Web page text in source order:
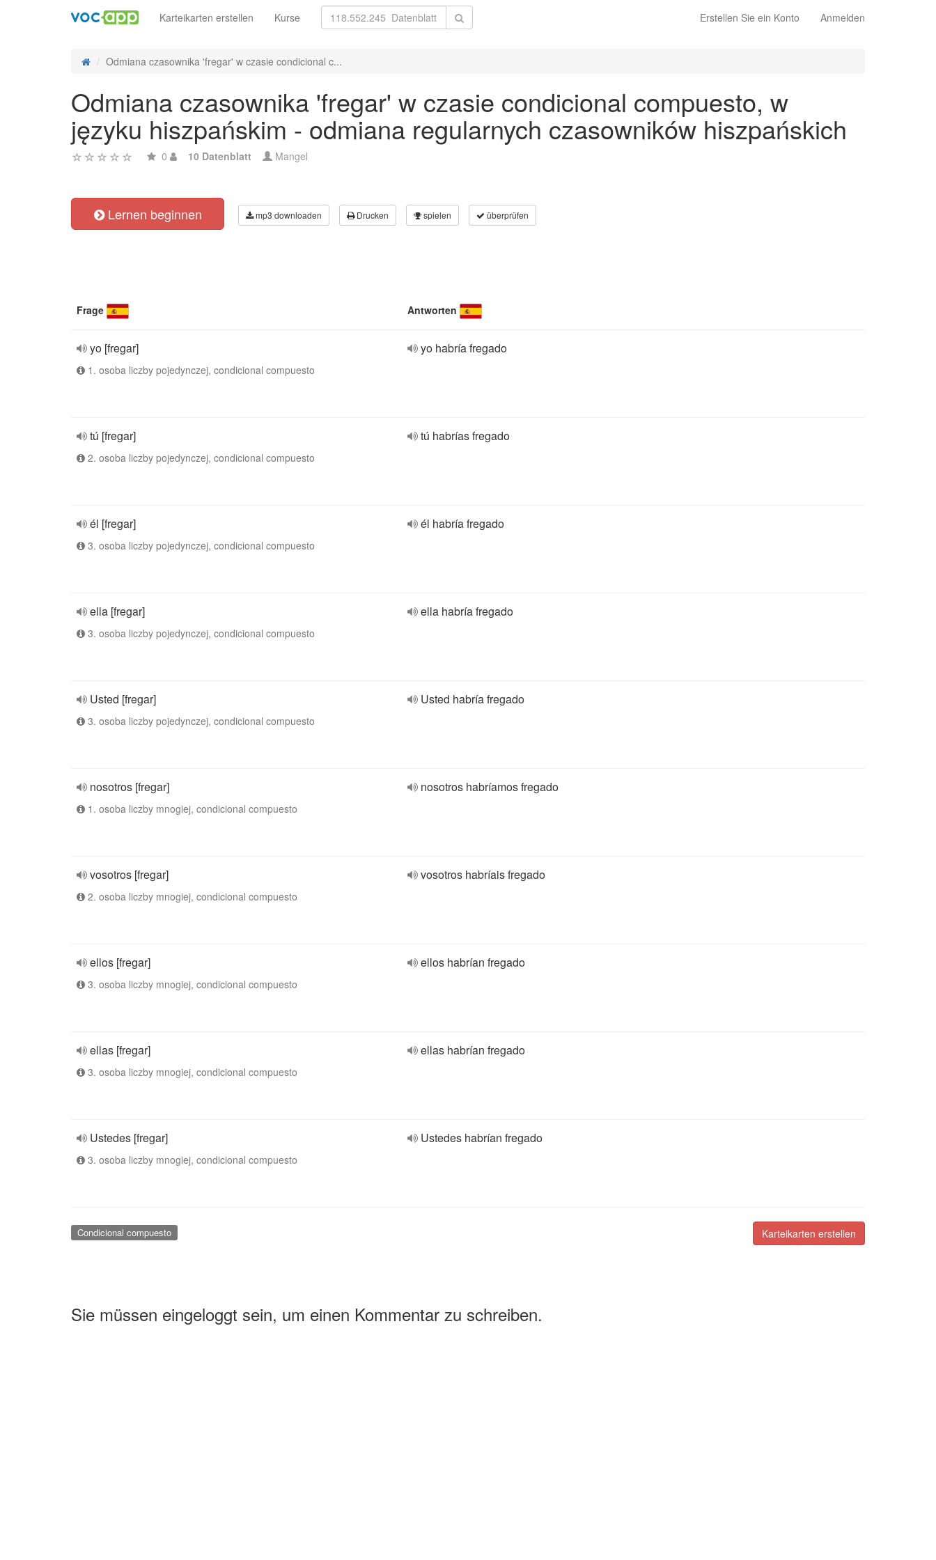
Erstellen Sie ein Konto Anmelden
Karteikarten erstellen Kurse
Odmiana czasownika 'fregar' w czasie condicional c...
Odmiana czasownika 'fregar' w czasie condicional compuesto, w
języku hiszpańskim - odmiana regularnych czasowników hiszpańskich
0 10 Datenblatt Mangel
Lernen beginnen mp3 downloaden Drucken spielen überprüfen
Frage Antworten
yo [fregar]
1. osoba liczby pojedynczej, condicional compuesto
yo habría fregado
tú [fregar]
2. osoba liczby pojedynczej, condicional compuesto
tú habrías fregado
él [fregar]
3. osoba liczby pojedynczej, condicional compuesto
él habría fregado
ella [fregar]
3. osoba liczby pojedynczej, condicional compuesto
ella habría fregado
Usted [fregar]
3. osoba liczby pojedynczej, condicional compuesto
Usted habría fregado
nosotros [fregar]
1. osoba liczby mnogiej, condicional compuesto
nosotros habríamos fregado
vosotros [fregar]
2. osoba liczby mnogiej, condicional compuesto
vosotros habríais fregado
ellos [fregar]
3. osoba liczby mnogiej, condicional compuesto
ellos habrían fregado
ellas [fregar]
3. osoba liczby mnogiej, condicional compuesto
ellas habrían fregado
Ustedes [fregar]
3. osoba liczby mnogiej, condicional compuesto
Ustedes habrían fregado
Karteikarten erstellen
Condicional compuesto
Sie müssen eingeloggt sein, um einen Kommentar zu schreiben.